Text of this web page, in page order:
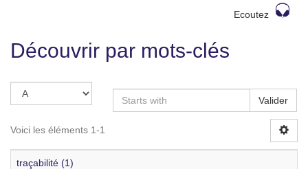
Ecoutez
Découvrir par mots-clés
Valider
Voici les éléments 1-1
traçabilité (1)